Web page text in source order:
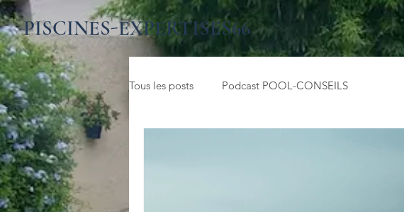
PISCINES-EXPERTISES66
Tous les posts Podcast POOL-CONSEILS